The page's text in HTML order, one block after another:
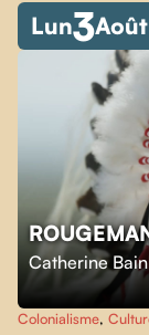
Lun3Août
Catherine
Colonialisme,